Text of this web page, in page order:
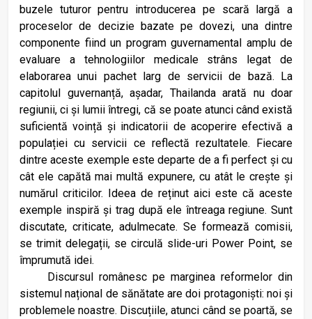
buzele tuturor pentru introducerea pe scară largă a
proceselor de decizie bazate pe dovezi, una dintre
componente fiind un program guvernamental amplu de
evaluare a tehnologiilor medicale strâns legat de
elaborarea unui pachet larg de servicii de bază. La
capitolul guvernanță, așadar, Thailanda arată nu doar
regiunii, ci și lumii întregi, că se poate atunci când există
suficientă voință și indicatorii de acoperire efectivă a
populației cu servicii ce reflectă rezultatele. Fiecare
dintre aceste exemple este departe de a fi perfect și cu
cât ele capătă mai multă expunere, cu atât le crește și
numărul criticilor. Ideea de reținut aici este că aceste
exemple inspiră și trag după ele întreaga regiune. Sunt
discutate, criticate, adulmecate. Se formează comisii,
se trimit delegații, se circulă slide-uri Power Point, se
împrumută idei.
Discursul românesc pe marginea reformelor din
sistemul național de sănătate are doi protagoniști: noi și
problemele noastre. Discuțiile, atunci când se poartă, se